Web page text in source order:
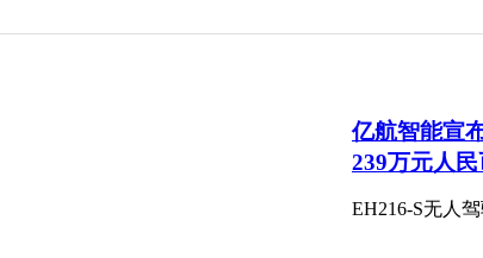
亿航智能宣
239万元人民
EH216-S无人